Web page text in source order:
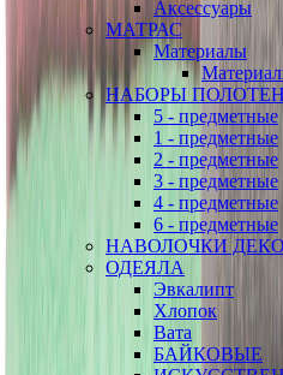
Аксессуары
МАТРАС
Материалы
НАБОРЫ
5 - предметные
1 - предметные
2 - предметные
3 - предметные
4 - предметные
6 - предметные
НАВОЛОЧКИ
ОДЕЯЛА
Эвкалипт
Хлопок
Вата
БАЙКОВЫЕ